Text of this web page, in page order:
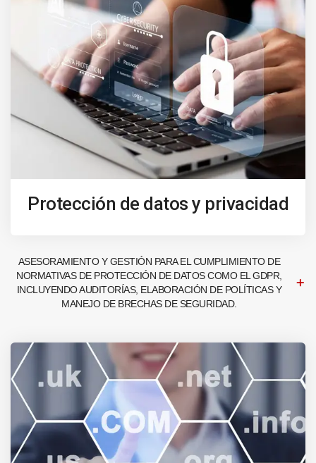
Protección de datos y privacidad
ASESORAMIENTO Y GESTIÓN PARA EL CUMPLIMIENTO DE
NORMATIVAS DE PROTECCIÓN DE DATOS COMO EL GDPR,
INCLUYENDO AUDITORÍAS, ELABORACIÓN DE POLÍTICAS Y
MANEJO DE BRECHAS DE SEGURIDAD.